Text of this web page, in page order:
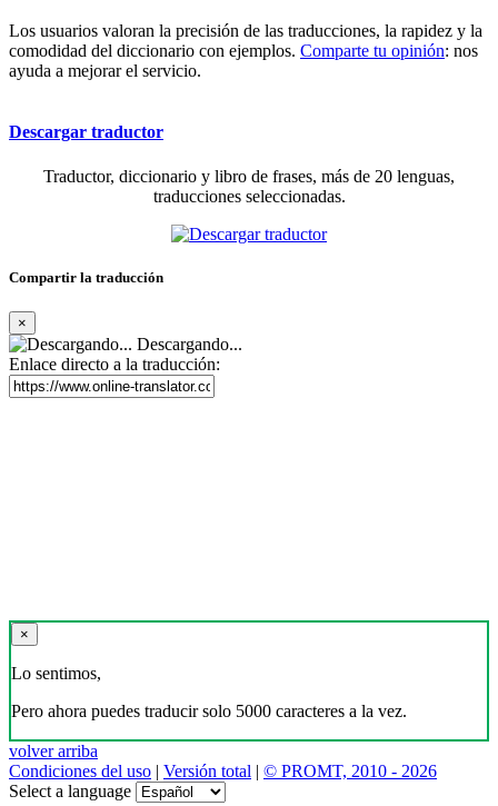
Los usuarios valoran la precisión de las traducciones, la rapidez y la
comodidad del diccionario con ejemplos. Comparte tu opinión: nos
ayuda a mejorar el servicio.
Descargar traductor
Traductor, diccionario y libro de frases, más de 20 lenguas,
traducciones seleccionadas.
Compartir la traducción
×
Descargando...
Enlace directo a la traducción:
×
Lo sentimos,
Pero ahora puedes traducir solo 5000 caracteres a la vez.
volver arriba
Condiciones del uso | Versión total | © PROMT, 2010 - 2026
Select a language